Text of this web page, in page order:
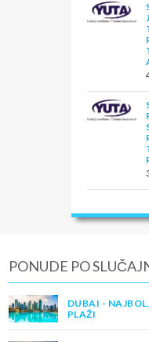
PONUDE PO
DUBAI -
PLAŽI